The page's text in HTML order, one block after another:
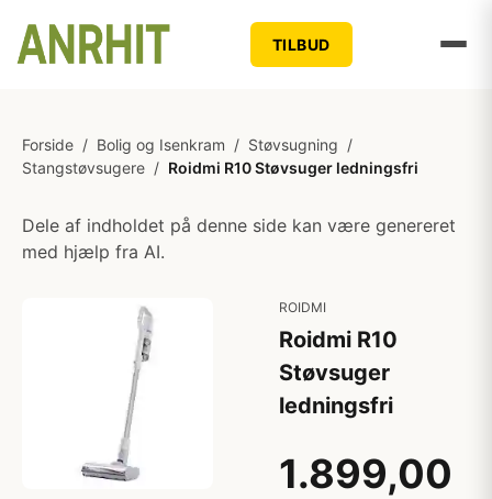
TILBUD
Forside / Bolig og Isenkram / Støvsugning /
Stangstøvsugere / Roidmi R10 Støvsuger ledningsfri
Dele af indholdet på denne side kan være genereret
med hjælp fra AI.
ROIDMI
Roidmi R10
Støvsuger
ledningsfri
1.899,00